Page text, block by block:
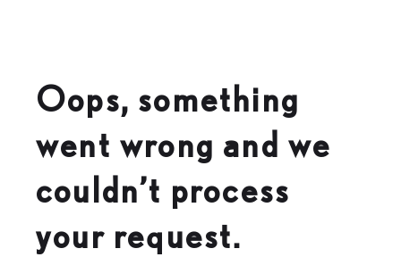
Oops, something
went wrong and we
couldn’t process
your request.